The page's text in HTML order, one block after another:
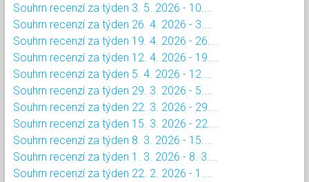
Souhrn recenzí za týden 3. 5. 2026 - 10....
Souhrn recenzí za týden 26. 4. 2026 - 3....
Souhrn recenzí za týden 19. 4. 2026 - 26....
Souhrn recenzí za týden 12. 4. 2026 - 19....
Souhrn recenzí za týden 5. 4. 2026 - 12....
Souhrn recenzí za týden 29. 3. 2026 - 5....
Souhrn recenzí za týden 22. 3. 2026 - 29....
Souhrn recenzí za týden 15. 3. 2026 - 22....
Souhrn recenzí za týden 8. 3. 2026 - 15....
Souhrn recenzí za týden 1. 3. 2026 - 8. 3....
Souhrn recenzí za týden 22. 2. 2026 - 1....